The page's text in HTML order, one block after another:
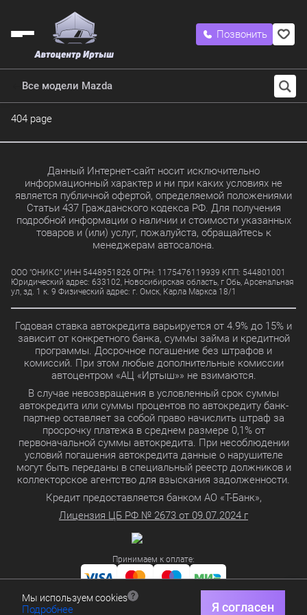
Позвонить
Все модели Mazda
404 page
Данный Интернет-сайт носит исключительно
информационный характер и ни при каких условиях не
является публичной офертой, определяемой положениями
Статьи 437 Гражданского кодекса РФ. Для получения
подробной информации о наличии и стоимости указанных
товаров и (или) услуг, пожалуйста, обращайтесь к
менеджерам автосалона.
ООО "ОНИКС" ИНН 5448951826 ОГРН: 1175476119939 КПП: 544801001
Юридический адрес: 633102, Новосибирская область, г Обь, Арсенальная
ул, зд. 1 к. 9 Физический адрес: г. Омск, Карла Маркса 18/1
Годовая ставка автокредита варьируется от 4.9% до 15% и
зависит от конкретного банка, суммы займа и кредитной
программы. Досрочное погашение без штрафов и
комиссий. При этом любые дополнительные комиссии
автоцентром «АЦ «Иртыш»» не взимаются.
В случае невозвращения в условленный срок суммы
автокредита или суммы процентов по автокредиту банк-
партнер оставляет за собой право начислить штраф за
просрочку платежа в среднем размере 0,1% от
первоначальной суммы автокредита. При несоблюдении
условий погашения автокредита данные о нарушителе
могут быть переданы в специальный реестр должников и
коллекторское агентство для взыскания задолженности.
Кредит предоставляется банком АО «Т-Банк»,
Лицензия ЦБ РФ № 2673 от 09.07.2024 г
Принимаем к оплате:
Политика в отношении обработки персональных данных
Мы используем cookies
Подробнее Я согласен